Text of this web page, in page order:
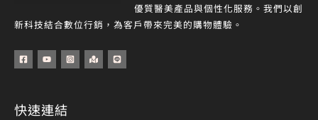
優質醫美產品與個性化服務。我們以創
新科技結合數位行銷，為客戶帶來完美的購物體驗。
快速連結